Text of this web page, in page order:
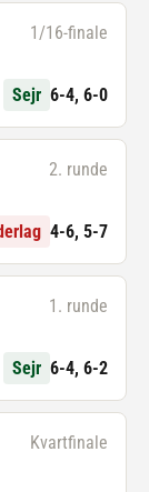
1/16-finale
Sejr 6-4, 6-0
2. runde
4-6, 5-7
1. runde
Sejr 6-4, 6-2
Kvartfinale